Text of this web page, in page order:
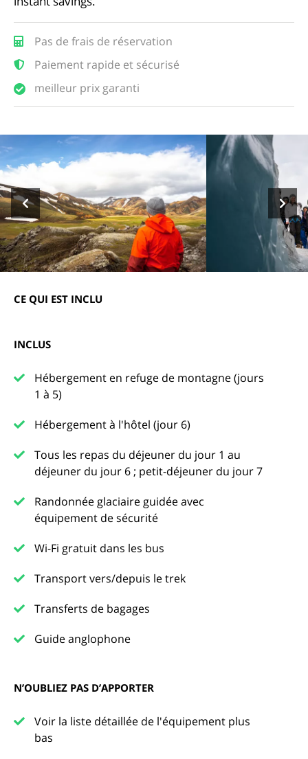
Pas de frais de réservation
Paiement rapide et sécurisé
meilleur prix garanti
CE QUI EST INCLU
INCLUS
Hébergement en refuge de montagne (jours
1 à 5)
Hébergement à l'hôtel (jour 6)
Tous les repas du déjeuner du jour 1 au
déjeuner du jour 6 ; petit-déjeuner du jour 7
Randonnée glaciaire guidée avec
équipement de sécurité
Wi-Fi gratuit dans les bus
Transport vers/depuis le trek
Transferts de bagages
Guide anglophone
N’OUBLIEZ PAS D’APPORTER
Voir la liste détaillée de l'équipement plus
bas